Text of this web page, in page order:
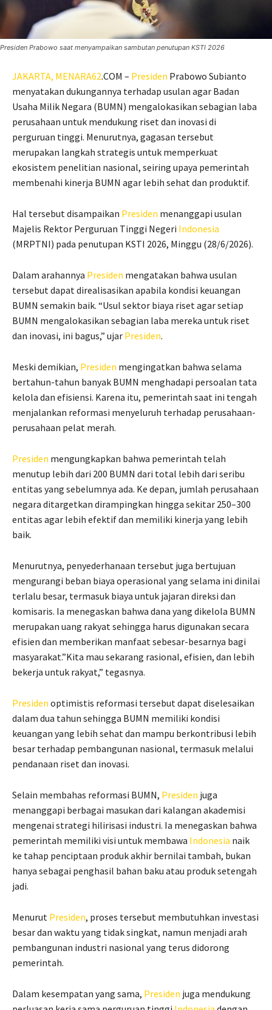
Presiden Prabowo saat menyampaikan sambutan penutupan KSTI 2026
JAKARTA, MENARA62.COM – Presiden Prabowo Subianto
menyatakan dukungannya terhadap usulan agar Badan
Usaha Milik Negara (BUMN) mengalokasikan sebagian laba
perusahaan untuk mendukung riset dan inovasi di
perguruan tinggi. Menurutnya, gagasan tersebut
merupakan langkah strategis untuk memperkuat
ekosistem penelitian nasional, seiring upaya pemerintah
membenahi kinerja BUMN agar lebih sehat dan produktif.
Hal tersebut disampaikan Presiden menanggapi usulan
Majelis Rektor Perguruan Tinggi Negeri Indonesia
(MRPTNI) pada penutupan KSTI 2026, Minggu (28/6/2026).
Dalam arahannya Presiden mengatakan bahwa usulan
tersebut dapat direalisasikan apabila kondisi keuangan
BUMN semakin baik. “Usul sektor biaya riset agar setiap
BUMN mengalokasikan sebagian laba mereka untuk riset
dan inovasi, ini bagus,” ujar Presiden.
Meski demikian, Presiden mengingatkan bahwa selama
bertahun-tahun banyak BUMN menghadapi persoalan tata
kelola dan efisiensi. Karena itu, pemerintah saat ini tengah
menjalankan reformasi menyeluruh terhadap perusahaan-
perusahaan pelat merah.
Presiden mengungkapkan bahwa pemerintah telah
menutup lebih dari 200 BUMN dari total lebih dari seribu
entitas yang sebelumnya ada. Ke depan, jumlah perusahaan
negara ditargetkan dirampingkan hingga sekitar 250–300
entitas agar lebih efektif dan memiliki kinerja yang lebih
baik.
Menurutnya, penyederhanaan tersebut juga bertujuan
mengurangi beban biaya operasional yang selama ini dinilai
terlalu besar, termasuk biaya untuk jajaran direksi dan
komisaris. Ia menegaskan bahwa dana yang dikelola BUMN
merupakan uang rakyat sehingga harus digunakan secara
efisien dan memberikan manfaat sebesar-besarnya bagi
masyarakat.”Kita mau sekarang rasional, efisien, dan lebih
bekerja untuk rakyat,” tegasnya.
Presiden optimistis reformasi tersebut dapat diselesaikan
dalam dua tahun sehingga BUMN memiliki kondisi
keuangan yang lebih sehat dan mampu berkontribusi lebih
besar terhadap pembangunan nasional, termasuk melalui
pendanaan riset dan inovasi.
Selain membahas reformasi BUMN, Presiden juga
menanggapi berbagai masukan dari kalangan akademisi
mengenai strategi hilirisasi industri. Ia menegaskan bahwa
pemerintah memiliki visi untuk membawa Indonesia naik
ke tahap penciptaan produk akhir bernilai tambah, bukan
hanya sebagai penghasil bahan baku atau produk setengah
jadi.
Menurut Presiden, proses tersebut membutuhkan investasi
besar dan waktu yang tidak singkat, namun menjadi arah
pembangunan industri nasional yang terus didorong
pemerintah.
Dalam kesempatan yang sama, Presiden juga mendukung